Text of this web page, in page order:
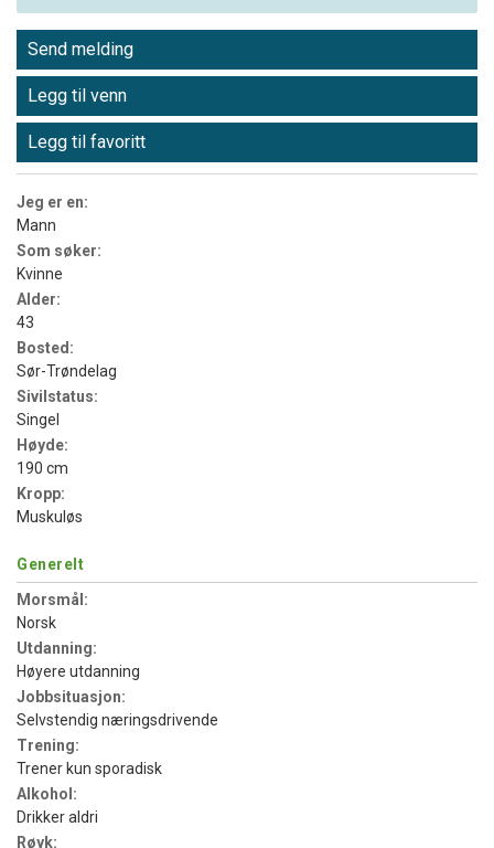
Send melding
Legg til venn
Legg til favoritt
Jeg er en:
Mann
Som søker:
Kvinne
Alder:
43
Bosted:
Sør-Trøndelag
Sivilstatus:
Singel
Høyde:
190 cm
Kropp:
Muskuløs
Generelt
Morsmål:
Norsk
Utdanning:
Høyere utdanning
Jobbsituasjon:
Selvstendig næringsdrivende
Trening:
Trener kun sporadisk
Alkohol:
Drikker aldri
Røyk: